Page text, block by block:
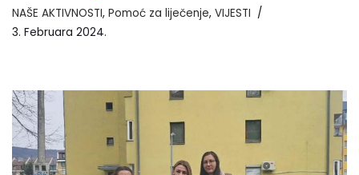
NAŠE AKTIVNOSTI, Pomoć za liječenje, VIJESTI
3. Februara 2024.